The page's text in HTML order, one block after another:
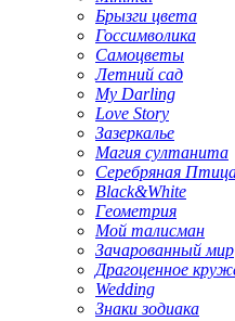
Брызги цвета
Госсимволика
Самоцветы
Летний сад
My Darling
Love Story
Зазеркалье
Магия султанита
Серебряная
Black&White
Геометрия
Мой талисман
Зачарованный мир
Драгоценное
Wedding
Знаки зодиака